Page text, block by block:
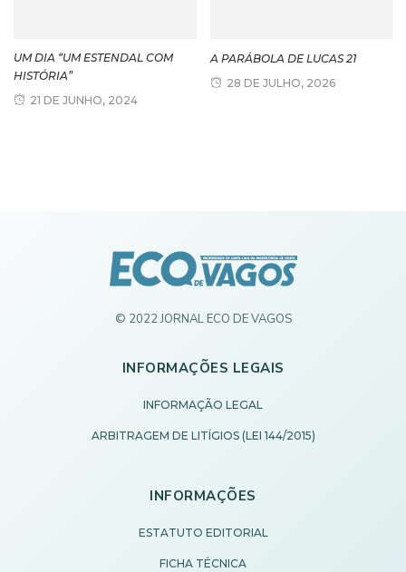
UM DIA “UM ESTENDAL COM
HISTÓRIA”
21 DE JUNHO, 2024
A PARÁBOLA DE LUCAS 21
28 DE JULHO, 2026
© 2022 JORNAL ECO DE VAGOS
INFORMAÇÕES LEGAIS
INFORMAÇÃO LEGAL
ARBITRAGEM DE LITÍGIOS (LEI 144/2015)
INFORMAÇÕES
ESTATUTO EDITORIAL
FICHA TÉCNICA